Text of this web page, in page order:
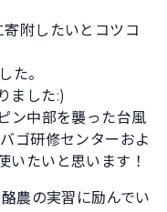
附したいとコツコ
た。
ました:)
ン中部を襲った台風
ゴ研修センターおよ
いたいと思います！
農の実習に励んでい